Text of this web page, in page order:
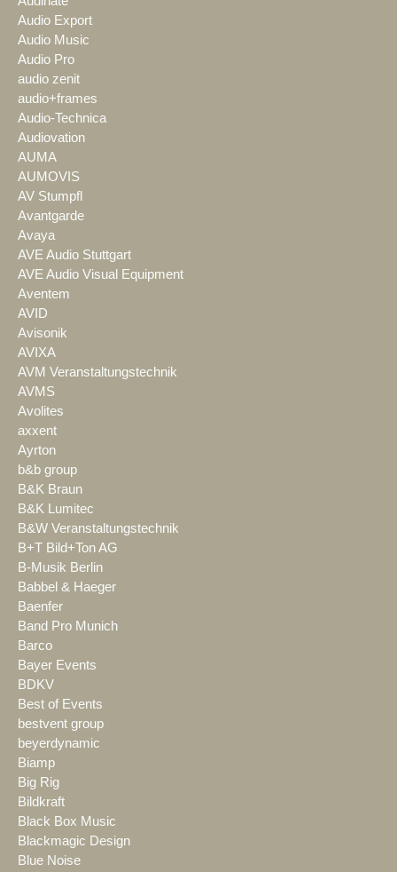
Audio Export
Audio Music
Audio Pro
audio zenit
audio+frames
Audio-Technica
Audiovation
AUMA
AUMOVIS
AV Stumpfl
Avantgarde
Avaya
AVE Audio Stuttgart
AVE Audio Visual Equipment
Aventem
AVID
Avisonik
AVIXA
AVM Veranstaltungstechnik
AVMS
Avolites
axxent
Ayrton
b&b group
B&K Braun
B&K Lumitec
B&W Veranstaltungstechnik
B+T Bild+Ton AG
B-Musik Berlin
Babbel & Haeger
Baenfer
Band Pro Munich
Barco
Bayer Events
BDKV
Best of Events
bestvent group
beyerdynamic
Biamp
Big Rig
Bildkraft
Black Box Music
Blackmagic Design
Blue Noise